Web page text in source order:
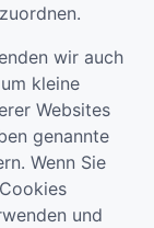
wir auch
kleine
Websites
genannte
Wenn Sie
und